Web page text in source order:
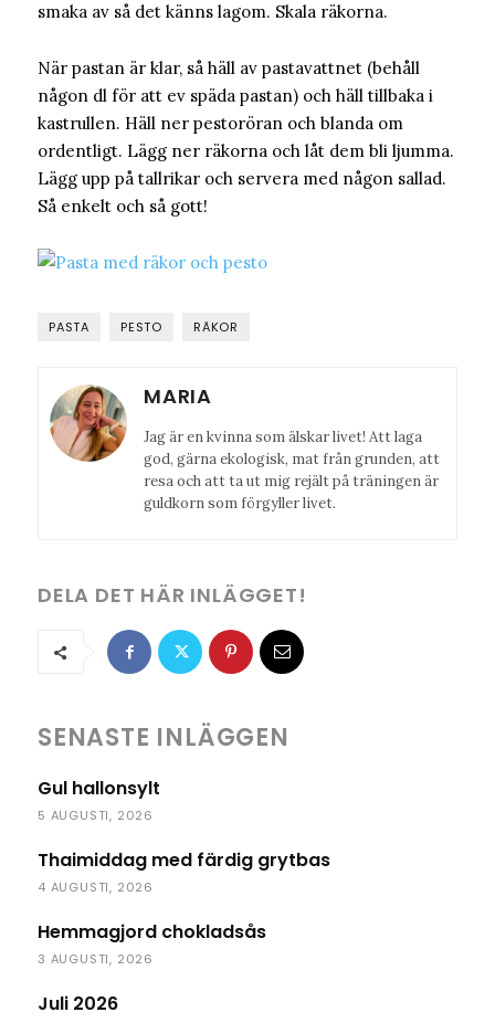
smaka av så det känns lagom. Skala räkorna.
När pastan är klar, så häll av pastavattnet (behåll
någon dl för att ev späda pastan) och häll tillbaka i
kastrullen. Häll ner pestoröran och blanda om
ordentligt. Lägg ner räkorna och låt dem bli ljumma.
Lägg upp på tallrikar och servera med någon sallad.
Så enkelt och så gott!
PASTA PESTO RÄKOR
MARIA
Jag är en kvinna som älskar livet! Att laga
god, gärna ekologisk, mat från grunden, att
resa och att ta ut mig rejält på träningen är
guldkorn som förgyller livet.
DELA DET HÄR INLÄGGET!
SENASTE INLÄGGEN
Gul hallonsylt
5 AUGUSTI, 2026
Thaimiddag med färdig grytbas
4 AUGUSTI, 2026
Hemmagjord chokladsås
3 AUGUSTI, 2026
Juli 2026